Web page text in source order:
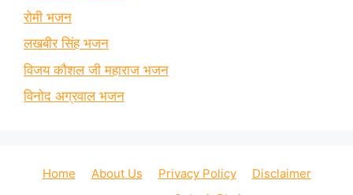
रोमी भजन
लखबीर सिंह भजन
विजय कौशल जी महाराज भजन
विनोद अग्रवाल भजन
Home About Us Privacy Policy
Disclaimer